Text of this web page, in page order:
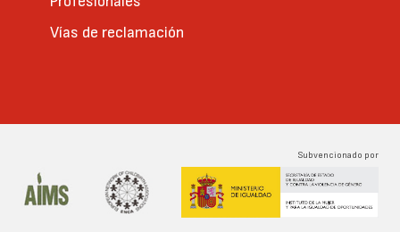
Vías de reclamación
Subvencionado por